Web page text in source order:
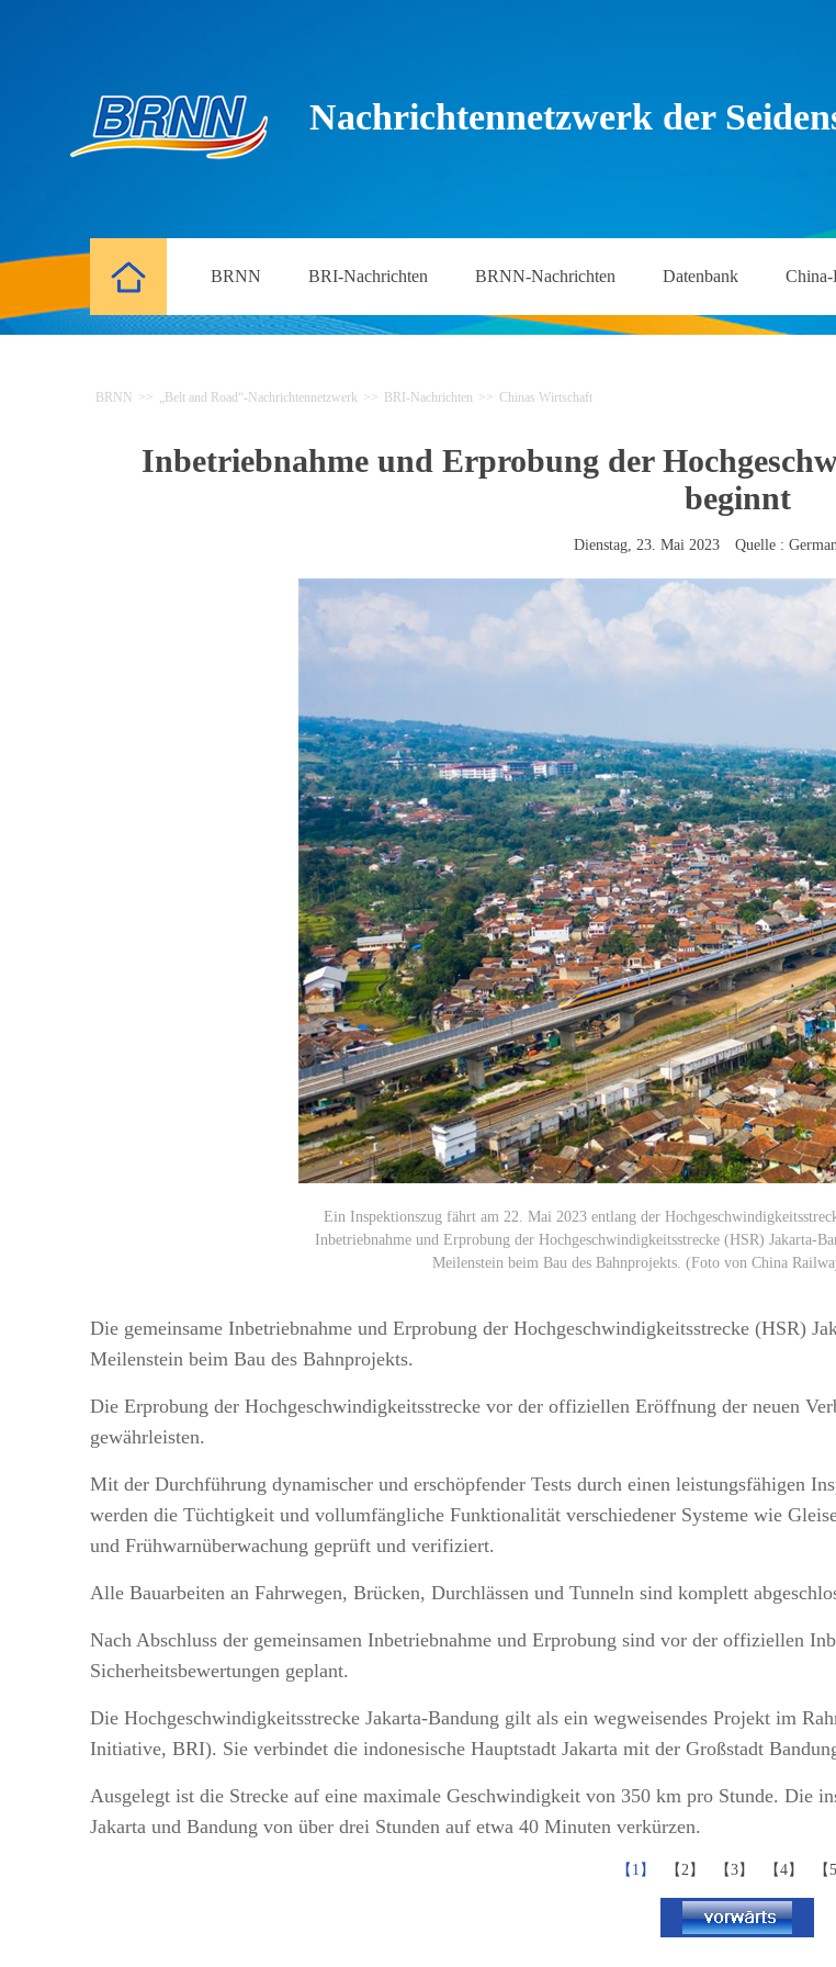
Nachrichtennetzwerk der
BRNN BRI-Nachrichten BRNN-Nachrichten Datenbank China-
BRNN >> „Belt and Road“-Nachrichtennetzwerk >> BRI-Nachrichten >> Chinas Wirtschaft
Inbetriebnahme und Erprobung der
beginnt
Dienstag, 23. Mai 2023 Quelle :
Ein Inspektionszug fährt am 22. Mai 2023 entlang der
Inbetriebnahme und Erprobung der Hochgeschwindigkeitsstrecke (HSR) Jakarta-
Meilenstein beim Bau des Bahnprojekts. (Foto von China
Die gemeinsame Inbetriebnahme und Erprobung der Hochgeschwindigkeitsstrecke (HSR)
Meilenstein beim Bau des Bahnprojekts.
Die Erprobung der Hochgeschwindigkeitsstrecke vor der offiziellen Eröffnung der neuen
gewährleisten.
Mit der Durchführung dynamischer und erschöpfender Tests durch einen leistungsfähigen
werden die Tüchtigkeit und vollumfängliche Funktionalität verschiedener Systeme wie
und Frühwarnüberwachung geprüft und verifiziert.
Alle Bauarbeiten an Fahrwegen, Brücken, Durchlässen und Tunneln sind komplett
Nach Abschluss der gemeinsamen Inbetriebnahme und Erprobung sind vor der offiziellen
Sicherheitsbewertungen geplant.
Die Hochgeschwindigkeitsstrecke Jakarta-Bandung gilt als ein wegweisendes Projekt im
Initiative, BRI). Sie verbindet die indonesische Hauptstadt Jakarta mit der Großstadt
Ausgelegt ist die Strecke auf eine maximale Geschwindigkeit von 350 km pro Stunde. Die
Jakarta und Bandung von über drei Stunden auf etwa 40 Minuten verkürzen.
【1】 【2】 【3】 【4】 【